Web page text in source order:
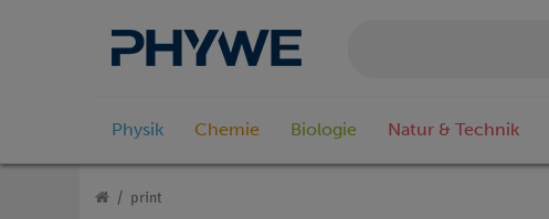
Physik Chemie Biologie Natur & Technik
print